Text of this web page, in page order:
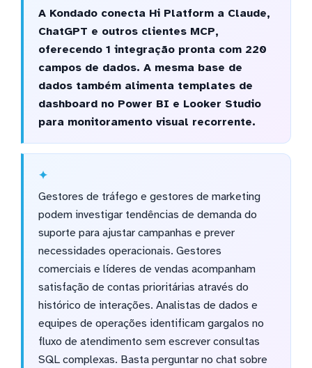
A Kondado conecta Hi Platform a Claude,
ChatGPT e outros clientes MCP,
oferecendo 1 integração pronta com 220
campos de dados. A mesma base de
dados também alimenta templates de
dashboard no Power BI e Looker Studio
para monitoramento visual recorrente.
Gestores de tráfego e gestores de marketing
podem investigar tendências de demanda do
suporte para ajustar campanhas e prever
necessidades operacionais. Gestores
comerciais e líderes de vendas acompanham
satisfação de contas prioritárias através do
histórico de interações. Analistas de dados e
equipes de operações identificam gargalos no
fluxo de atendimento sem escrever consultas
SQL complexas. Basta perguntar no chat sobre